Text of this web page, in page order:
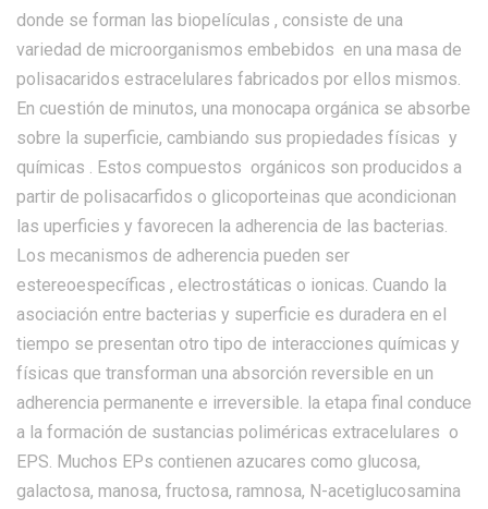
donde se forman las biopelículas , consiste de una
variedad de microorganismos embebidos en una masa de
polisacaridos estracelulares fabricados por ellos mismos.
En cuestión de minutos, una monocapa orgánica se absorbe
sobre la superficie, cambiando sus propiedades físicas y
químicas . Estos compuestos orgánicos son producidos a
partir de polisacarfidos o glicoporteinas que acondicionan
las uperficies y favorecen la adherencia de las bacterias.
Los mecanismos de adherencia pueden ser
estereoespecíficas , electrostáticas o ionicas. Cuando la
asociación entre bacterias y superficie es duradera en el
tiempo se presentan otro tipo de interacciones químicas y
físicas que transforman una absorción reversible en un
adherencia permanente e irreversible. la etapa final conduce
a la formación de sustancias poliméricas extracelulares o
EPS. Muchos EPs contienen azucares como glucosa,
galactosa, manosa, fructosa, ramnosa, N-acetiglucosamina